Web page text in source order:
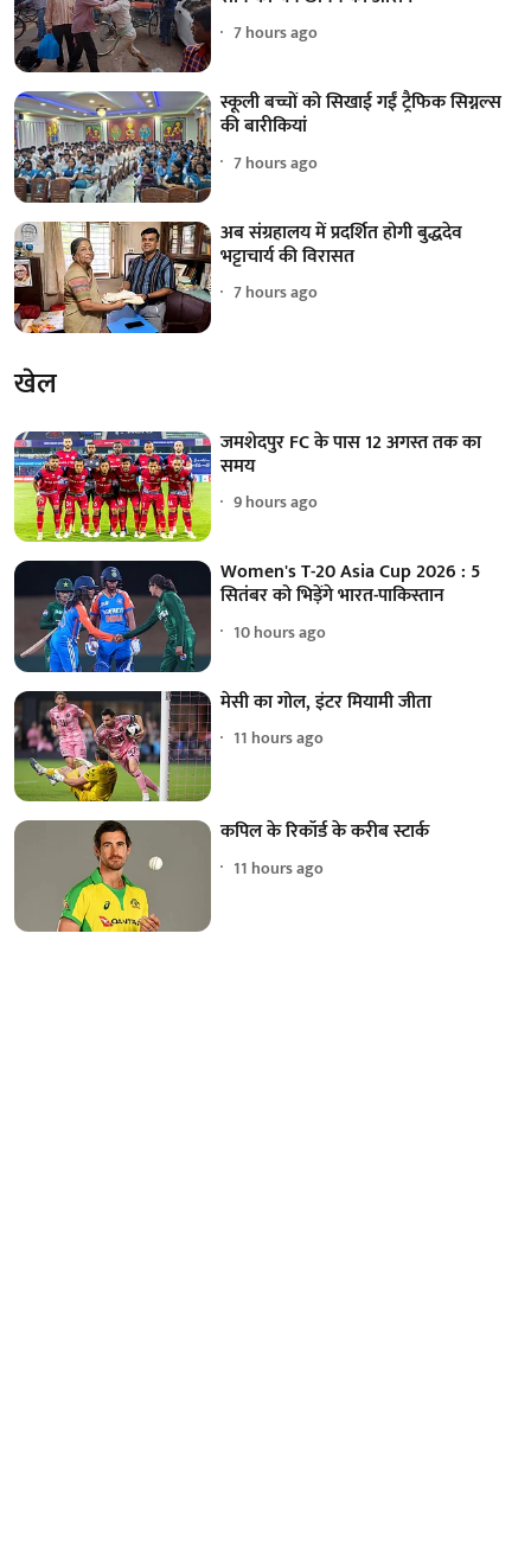
7 hours ago
स्कूली बच्चों को सिखाई गईं ट्रैफिक सिग्नल्स
की बारीकियां
7 hours ago
अब संग्रहालय में प्रदर्शित होगी बुद्धदेव
भट्टाचार्य की विरासत
7 hours ago
खेल
जमशेदपुर FC के पास 12 अगस्त तक का
समय
9 hours ago
Women's T-20 Asia Cup 2026 : 5
सितंबर को भिड़ेंगे भारत-पाकिस्तान
10 hours ago
मेसी का गोल, इंटर मियामी जीता
11 hours ago
कपिल के रिकॉर्ड के करीब स्टार्क
11 hours ago